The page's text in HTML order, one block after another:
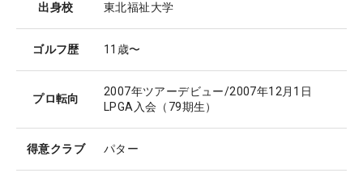
出身校 東北福祉大学
ゴルフ歴 11歳〜
プロ転向
2007年ツアーデビュー/2007年12月1日
LPGA入会（79期生）
得意クラブ パター